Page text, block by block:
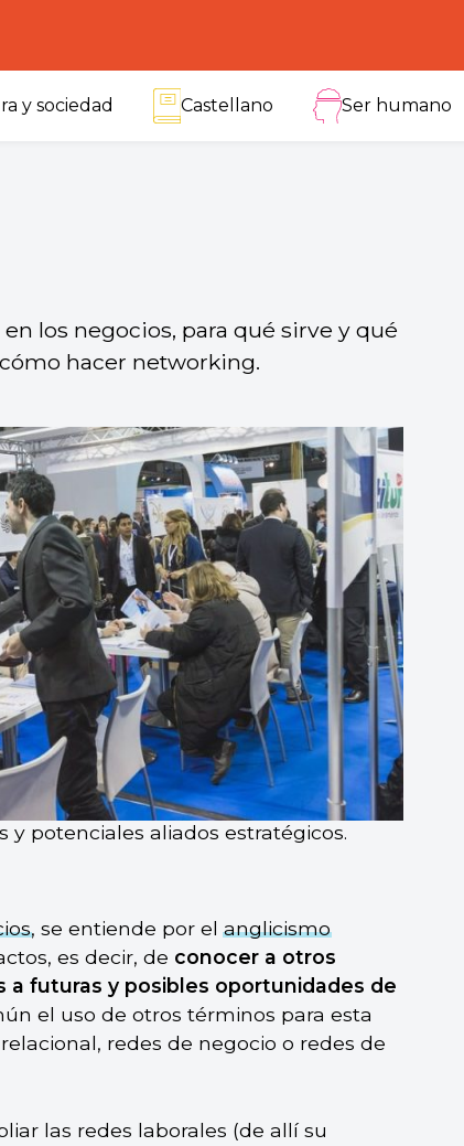
y sociedad Castellano Ser humano
los negocios, para qué sirve y qué
hacer networking.
potenciales aliados estratégicos.
, se entiende por elanglicismo
es decir, de conocer a otros
a futuras y posibles oportunidades de
el uso de otros términos para esta
redes de negocio o redes de
las redes laborales (de allí su